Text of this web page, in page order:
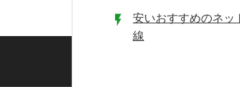
安いおすすめのネッ
線